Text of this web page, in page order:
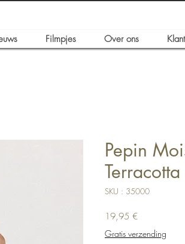
Filmpjes Over ons
Pepin
Terracotta
SKU : 35000
19,95 €Prix
Gratis verzending